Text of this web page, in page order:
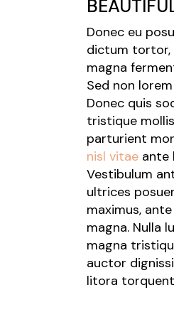
Donec eu
dictum tortor,
magna
Sed non
Donec quis
tristique
parturient
nisl vitae ante
Vestibulum
ultrices
maximus,
magna. Nulla
magna
auctor
litora